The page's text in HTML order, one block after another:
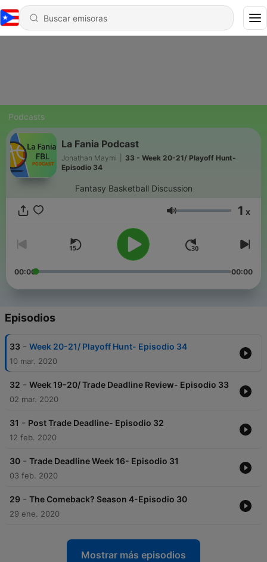
Podcasts
La Fania Podcast
Jonathan Maymi
33 - Week 20-21/ Playoff Hunt-
Episodio 34
Fantasy Basketball Discussion
Volumen 1 x
00:00 00:00
Episodios
33 - Week 20-21/ Playoff Hunt- Episodio 34
10 mar. 2020
32 - Week 19-20/ Trade Deadline Review- Episodio 33
02 mar. 2020
31 - Post Trade Deadline- Episodio 32
12 feb. 2020
30 - Trade Deadline Week 16- Episodio 31
03 feb. 2020
29 - The Comeback? Season 4-Episodio 30
29 ene. 2020
Mostrar más episodios